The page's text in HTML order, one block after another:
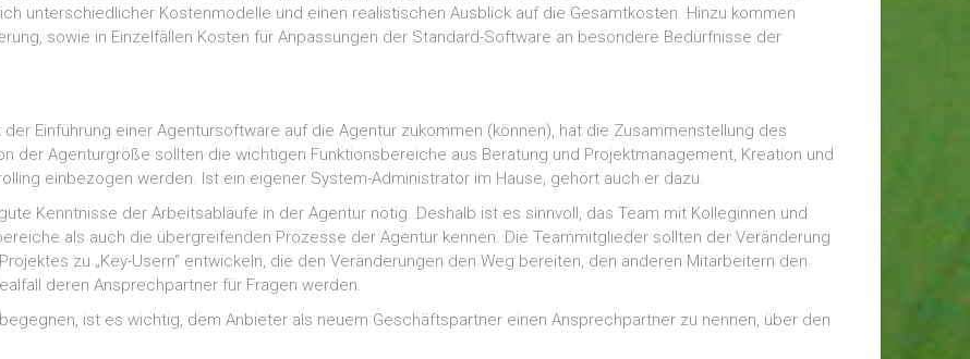
unterschiedlicher Kostenmodelle und einen realistischen Ausblick auf die Gesamtkosten. Hinzu kommen
sowie in Einzelfällen Kosten für Anpassungen der Standard-Software an besondere Bedürfnisse der
Einführung einer Agentursoftware auf die Agentur zukommen (können), hat die Zusammenstellung des
der Agenturgröße sollten die wichtigen Funktionsbereiche aus Beratung und Projektmanagement, Kreation und
einbezogen werden. Ist ein eigener System-Administrator im Hause, gehört auch er dazu.
Kenntnisse der Arbeitsabläufe in der Agentur nötig. Deshalb ist es sinnvoll, das Team mit Kolleginnen und
als auch die übergreifenden Prozesse der Agentur kennen. Die Teammitglieder sollten der Veränderung
zu „Key-Usern“ entwickeln, die den Veränderungen den Weg bereiten, den anderen Mitarbeitern den
deren Ansprechpartner für Fragen werden.
ist es wichtig, dem Anbieter als neuem Geschäftspartner einen Ansprechpartner zu nennen, über den